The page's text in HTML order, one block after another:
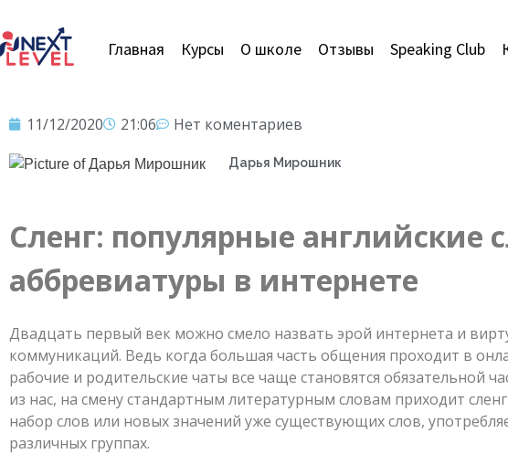
Главная Курсы О школе Отзывы Speaking Club
11/12/2020 21:06 Нет коментариев
Дарья Мирошник
Сленг: популярные английские
аббревиатуры в интернете
Двадцать первый век можно смело назвать эрой интернета и
коммуникаций. Ведь когда большая часть общения проходит в
рабочие и родительские чаты все чаще становятся обязательной
из нас, на смену стандартным литературным словам приходит сленг
набор слов или новых значений уже существующих слов,
различных группах.